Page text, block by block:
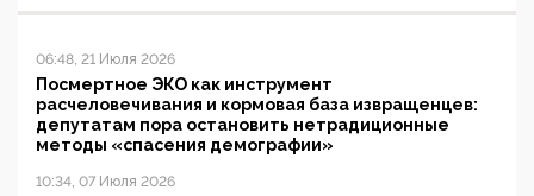
06:48, 21 Июля 2026
Посмертное ЭКО как инструмент
расчеловечивания и кормовая база извращенцев:
депутатам пора остановить нетрадиционные
методы «спасения демографии»
10:34, 07 Июля 2026